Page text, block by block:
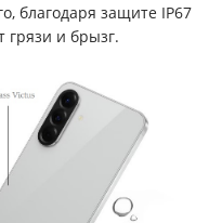
благодаря защите IP67
грязи и брызг.